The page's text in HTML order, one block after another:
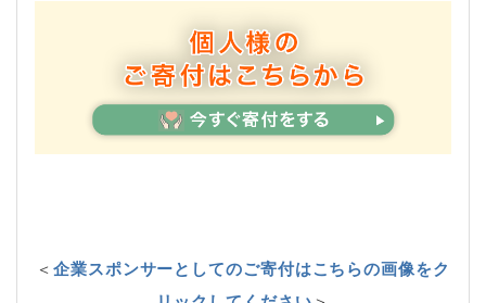
＜企業スポンサーとしてのご寄付はこちらの画像をク